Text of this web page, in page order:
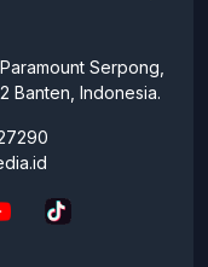
Serpong,
Banten, Indonesia.